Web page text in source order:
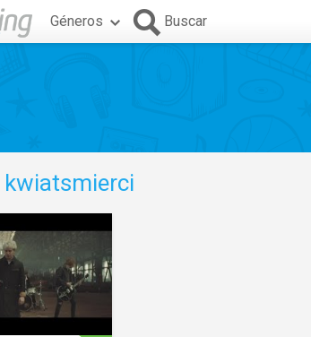
Géneros Buscar
kwiatsmierci